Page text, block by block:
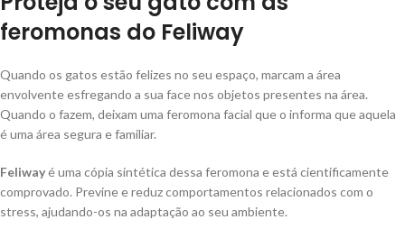
feromonas do Feliway
Quando os gatos estão felizes no seu espaço, marcam a área
envolvente esfregando a sua face nos objetos presentes na área.
Quando o fazem, deixam uma feromona facial que o informa que aquela
é uma área segura e familiar.
Feliwayé uma cópia sintética dessa feromona e está cientificamente
comprovado. Previne e reduz comportamentos relacionados com o
stress, ajudando-os na adaptação ao seu ambiente.